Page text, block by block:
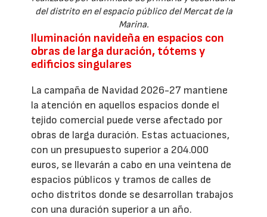
del distrito en el espacio público del Mercat de la
Marina.
Iluminación navideña en espacios con
obras de larga duración, tótems y
edificios singulares
La campaña de Navidad 2026-27 mantiene
la atención en aquellos espacios donde el
tejido comercial puede verse afectado por
obras de larga duración. Estas actuaciones,
con un presupuesto superior a 204.000
euros, se llevarán a cabo en una veintena de
espacios públicos y tramos de calles de
ocho distritos donde se desarrollan trabajos
con una duración superior a un año.